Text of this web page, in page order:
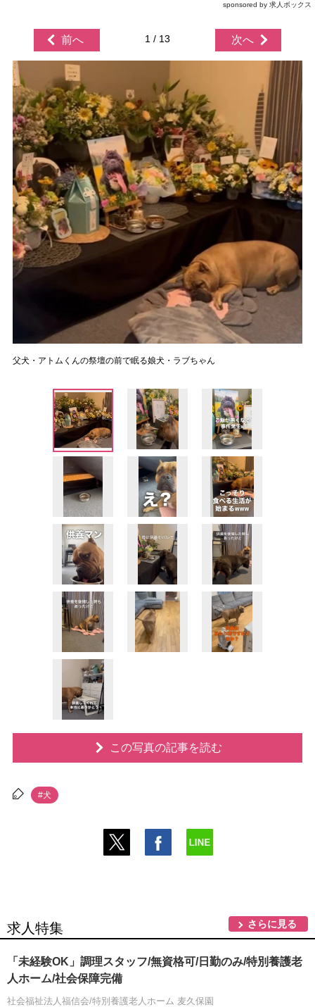
sponsored by 求人ボックス
前へ 1 / 13 次へ
父犬・アトムくんの祭壇の前で眠る娘犬・ラブちゃん
この写真の記事を読む
#犬
求人特集 さらに見る
「未経験OK」調理スタッフ/無資格可/日勤のみ/特別養護老
人ホーム/社会保障完備
社会福祉法人福信会/特別養護老人ホーム 麦久保園